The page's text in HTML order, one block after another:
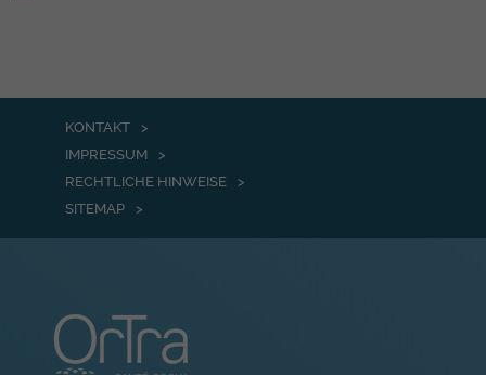
KONTAKT
IMPRESSUM
RECHTLICHE HINWEISE
SITEMAP